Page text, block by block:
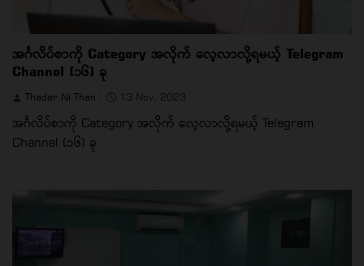
အင်္ဂလိပ်စာကို Category အလိုက် လေ့လာလို့ရမယ့် Telegram
Channel (၁၆) ခု
Thadar Ni Than 13 Nov, 2023
အင်္ဂလိပ်စာကို Category အလိုက် လေ့လာလို့ရမယ့် Telegram
Channel (၁၆) ခု